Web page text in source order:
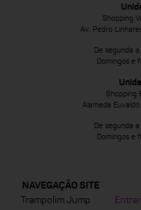
Shopping
Av. Pedro
De segunda
Domingos e
Shopping
Alameda
De segunda
Domingos e
NAVEGAÇÃO SITE
Trampolim Jump